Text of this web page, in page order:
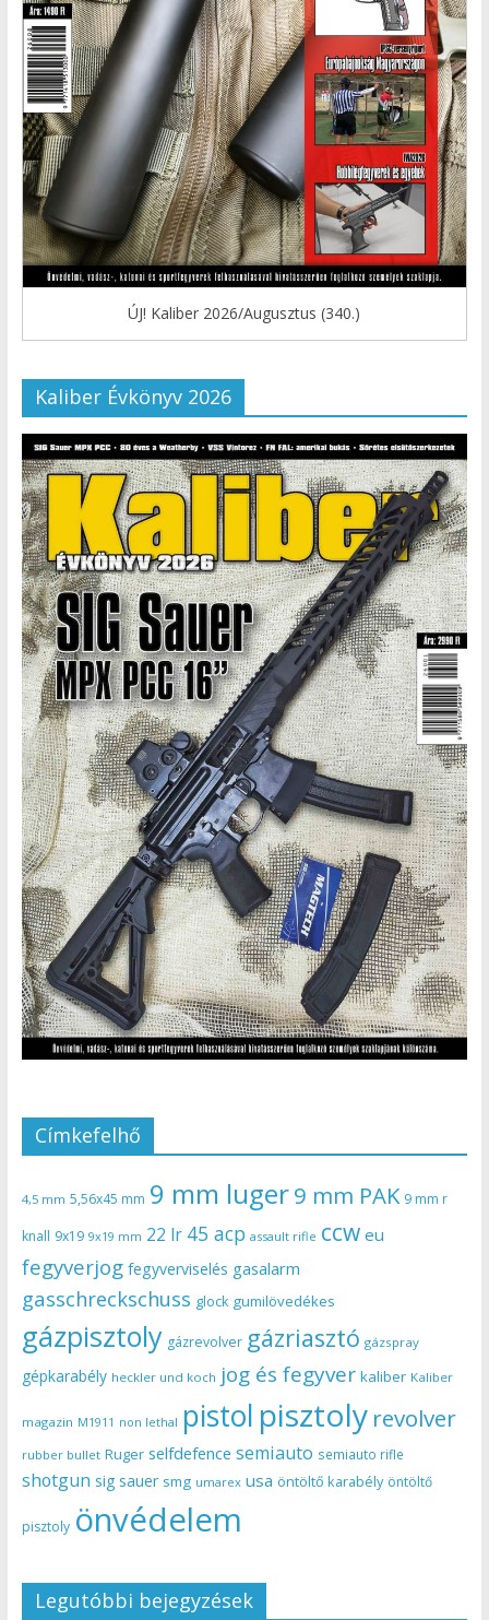
ÚJ! Kaliber 2026/Augusztus (340.)
Kaliber Évkönyv 2026
Címkefelhő
4,5 mm 5,56x45 mm 9 mm luger9 mm PAK 9 mm r
knall 9x19 9x19 mm 22 lr 45 acp assault rifle ccw eu
fegyverjog fegyverviselés gasalarm
gasschreckschuss glock gumilövedékes
gázpisztoly gázrevolver gázriasztó gázspray
gépkarabély heckler und koch jog és fegyver kaliber Kaliber
magazin M1911 non lethal pistol pisztoly revolver
rubber bullet Ruger selfdefence semiauto semiauto rifle
shotgun sig sauer smg umarex usa öntöltő karabély öntöltő
pisztoly önvédelem
Legutóbbi bejegyzések